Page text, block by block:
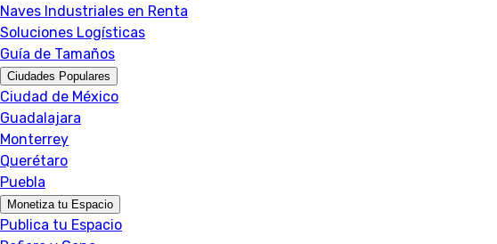
Naves Industriales en Renta
Soluciones Logísticas
Guía de Tamaños
Ciudades Populares
Ciudad de México
Guadalajara
Monterrey
Querétaro
Puebla
Monetiza tu Espacio
Publica tu Espacio